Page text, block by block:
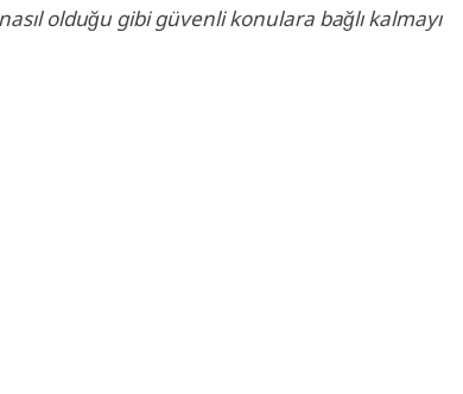
olduğu gibi güvenli konulara bağlı kalmayı